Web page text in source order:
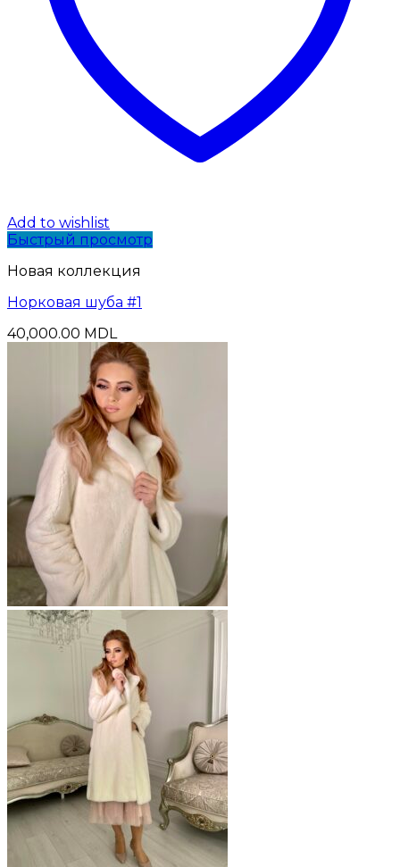
Add to wishlist
Быстрый просмотр
Новая коллекция
Норковая шуба #1
40,000.00 MDL